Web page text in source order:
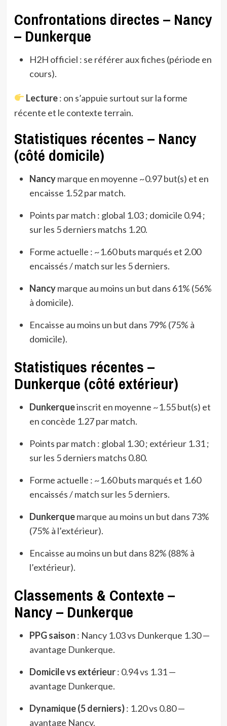
Confrontations directes – Nancy
– Dunkerque
H2H officiel : se référer aux fiches (période en
cours).
Lecture: on s’appuie surtout sur la forme
récente et le contexte terrain.
Statistiques récentes – Nancy
(côté domicile)
Nancymarque en moyenne ~0.97 but(s) et en
encaisse 1.52 par match.
Points par match : global 1.03 ; domicile 0.94 ;
sur les 5 derniers matchs 1.20.
Forme actuelle : ~1.60 buts marqués et 2.00
encaissés / match sur les 5 derniers.
Nancymarque au moins un but dans 61% (56%
à domicile).
Encaisse au moins un but dans 79% (75% à
domicile).
Statistiques récentes –
Dunkerque (côté extérieur)
Dunkerqueinscrit en moyenne ~1.55 but(s) et
en concède 1.27 par match.
Points par match : global 1.30 ; extérieur 1.31 ;
sur les 5 derniers matchs 0.80.
Forme actuelle : ~1.60 buts marqués et 1.60
encaissés / match sur les 5 derniers.
Dunkerquemarque au moins un but dans 73%
(75% à l’extérieur).
Encaisse au moins un but dans 82% (88% à
l’extérieur).
Classements & Contexte –
Nancy – Dunkerque
PPG saison : Nancy 1.03 vs Dunkerque 1.30 —
avantage Dunkerque.
Domicile vs extérieur: 0.94 vs 1.31 —
avantage Dunkerque.
Dynamique (5 derniers): 1.20 vs 0.80 —
avantage Nancy.